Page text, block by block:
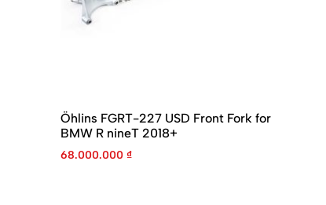
Öhlins FGRT-227 USD Front Fork for
BMW R nineT 2018+
68.000.000 ₫